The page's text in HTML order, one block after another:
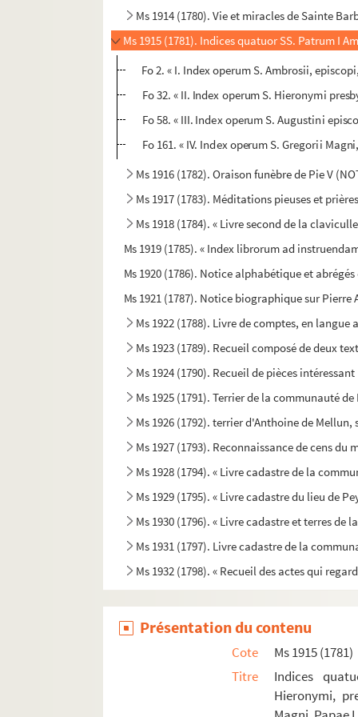
Ms 1914 (1780). Vie et miracles de Sainte
Ms 1915 (1781). Indices quatuor SS. Patrum I
Fo 2. « I. Index operum S. Ambrosii,
Fo 32. « II. Index operum S. Hieronymi
Fo 58. « III. Index operum S. Augustini
Fo 161. « IV. Index operum S. Gregorii
Ms 1916 (1782). Oraison funèbre de Pie V
Ms 1917 (1783). Méditations pieuses et
Ms 1918 (1784). « Livre second de la
Ms 1919 (1785). « Index librorum ad
Ms 1920 (1786). Notice alphabétique et
Ms 1921 (1787). Notice biographique sur
Ms 1922 (1788). Livre de comptes, en langue
Ms 1923 (1789). Recueil composé de deux
Ms 1924 (1790). Recueil de pièces
Ms 1925 (1791). Terrier de la communauté
Ms 1926 (1792). terrier d'Anthoine de
Ms 1927 (1793). Reconnaissance de cens
Ms 1928 (1794). « Livre cadastre de la
Ms 1929 (1795). « Livre cadastre du lieu de
Ms 1930 (1796). « Livre cadastre et terres de
Ms 1931 (1797). Livre cadastre de la
Ms 1932 (1798). « Recueil des actes qui
Ms 1934 (1800). Reconnaissances de
Ms 1935 (1801). Albertus Magnus. De Laude
Ms 1936 (1802). « Remarque de Scipion du
Ms 1937 (1803). « Matériaux pour
Présentation du contenu
Cote
Ms 1915 (1781)
Titre
Indices
Hieronymi,